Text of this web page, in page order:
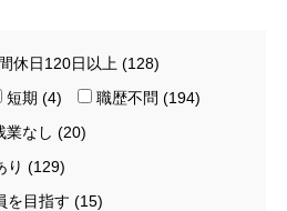
休日120日以上 (128)
短期 (4)
職歴不問 (194)
業なし (20)
り (129)
を目指す (15)